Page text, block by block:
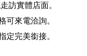
訪實體店面。
可來電洽詢。
定完美銜接。